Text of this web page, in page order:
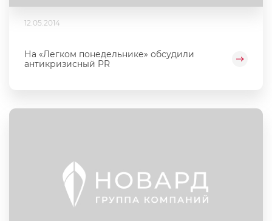
12.05.2014
На «Легком понедельнике» обсудили
антикризисный PR